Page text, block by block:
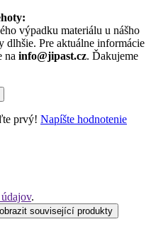
výpadku materiálu u nášho
Pre aktuálne informácie
na info@jipast.cz. Ďakujeme
prvý! Napíšte hodnotenie
.
související produkty